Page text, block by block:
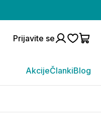
Prijavite se
AkcijeČlankiBlog